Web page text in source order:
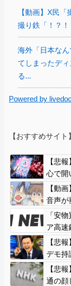
【動画】X民
撮り鉄「！？！
海外「日本な
てしまったデ
る...
Powered by
【おすすめサイト】
【悲
心で開
【動
音声が
ｗｗ
「安
ア高速
は使
【悲
デモ
言う
ｗｗ
【悲
通の顔